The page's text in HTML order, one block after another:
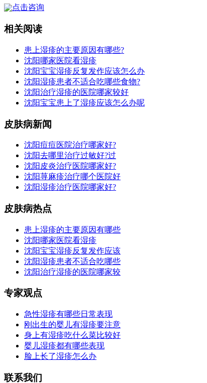
点击咨询
相关阅读
患上湿疹的主要原因有哪些?
沈阳哪家医院看湿疹
沈阳宝宝湿疹反复发作应该怎么办
沈阳湿疹患者不适合吃哪些食物?
沈阳治疗湿疹的医院哪家较好
沈阳宝宝患上了湿疹应该怎么办呢
皮肤病新闻
沈阳痘痘医院治疗哪家好?
沈阳去哪里治疗过敏好?过
沈阳皮炎治疗医院哪家好?
沈阳荨麻疹治疗哪个医院好
沈阳湿疹治疗医院哪家好?
皮肤病热点
患上湿疹的主要原因有哪些
沈阳哪家医院看湿疹
沈阳宝宝湿疹反复发作应该
沈阳湿疹患者不适合吃哪些
沈阳治疗湿疹的医院哪家较
专家观点
急性湿疹有哪些日常表现
刚出生的婴儿有湿疹要注意
身上有湿疹吃什么菜比较好
婴儿湿疹都有哪些表现
脸上长了湿疹怎么办
联系我们